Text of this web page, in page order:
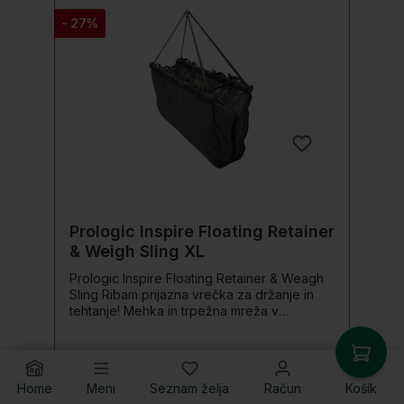
- 27%
Prologic Inspire Floating Retainer
& Weigh Sling XL
Prologic Inspire Floating Retainer & Weagh
Sling Ribam prijazna vrečka za držanje in
tehtanje! Mehka in trpežna mreža v
zagotavlja optimalno izmenjavo vode.
Dvosmerne zadrge iz materiala HD,
odpornega proti koroziji, je mogoče
65,06 €*
Home Meni Seznam želja Račun Košík